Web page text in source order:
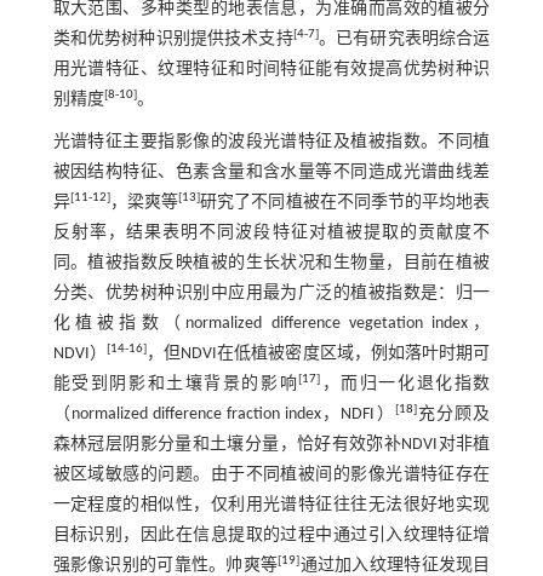
取大范围、多种类型的地表信息，为准确而高效的植被分
类和优势树种识别提供技术支持[4-7]。已有研究表明综合运
用光谱特征、纹理特征和时间特征能有效提高优势树种识
别精度[8-10]。
光谱特征主要指影像的波段光谱特征及植被指数。不同植
被因结构特征、色素含量和含水量等不同造成光谱曲线差
异[11-12]，梁爽等[13]研究了不同植被在不同季节的平均地表
反射率，结果表明不同波段特征对植被提取的贡献度不
同。植被指数反映植被的生长状况和生物量，目前在植被
分类、优势树种识别中应用最为广泛的植被指数是：归一
化植被指数（normalized difference vegetation index，
NDVI）
[14-16]，但NDVI在低植被密度区域，例如落叶时期可
能受到阴影和土壤背景的影响[17] ，而归一化退化指数
（normalized difference fraction index，NDFI）
[18]充分顾及
森林冠层阴影分量和土壤分量，恰好有效弥补NDVI对非植
被区域敏感的问题。由于不同植被间的影像光谱特征存在
一定程度的相似性，仅利用光谱特征往往无法很好地实现
目标识别，因此在信息提取的过程中通过引入纹理特征增
强影像识别的可靠性。帅爽等[19]通过加入纹理特征发现目